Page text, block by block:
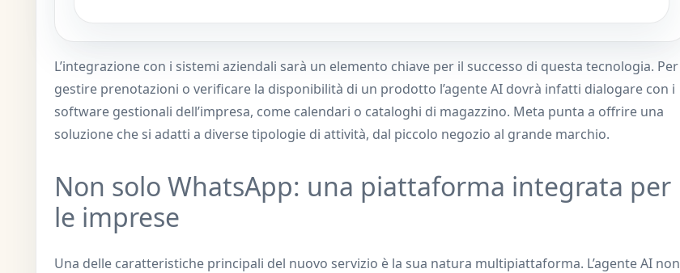
L’integrazione con i sistemi aziendali sarà un elemento chiave per il successo di questa tecnologia. Per
gestire prenotazioni o verificare la disponibilità di un prodotto l’agente AI dovrà infatti dialogare con i
software gestionali dell’impresa, come calendari o cataloghi di magazzino. Meta punta a offrire una
soluzione che si adatti a diverse tipologie di attività, dal piccolo negozio al grande marchio.
Non solo WhatsApp: una piattaforma integrata per
le imprese
Una delle caratteristiche principali del nuovo servizio è la sua natura multipiattaforma. L’agente AI non